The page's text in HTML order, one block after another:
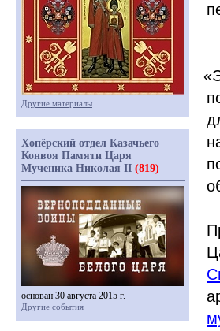
Другие материалы
Хопёрский отдел Казачьего
Конвоя Памяти Царя
Мученика Николая II (819)
основан 30 августа 2015 г.
Другие события